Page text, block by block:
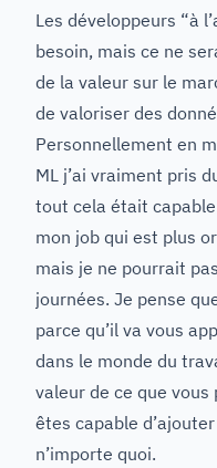
Les développeurs “à
besoin, mais ce ne
de la valeur sur le
de valoriser des
Personnellement en
ML j’ai vraiment pris
tout cela était
mon job qui est plus
mais je ne pourrait
journées. Je pense
parce qu’il va vous
dans le monde du
valeur de ce que vous
êtes capable
n’importe quoi.